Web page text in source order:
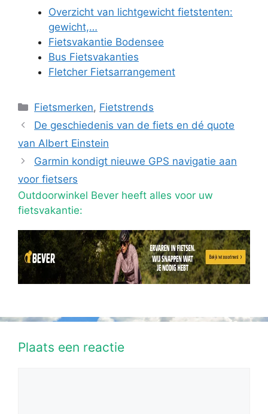
Overzicht van lichtgewicht fietstenten:
gewicht,…
Fietsvakantie Bodensee
Bus Fietsvakanties
Fletcher Fietsarrangement
Categorieën
Fietsmerken, Fietstrends
De geschiedenis van de fiets en dé quote
van Albert Einstein
Garmin kondigt nieuwe GPS navigatie aan
voor fietsers
Outdoorwinkel Bever heeft alles voor uw
fietsvakantie:
Plaats een reactie